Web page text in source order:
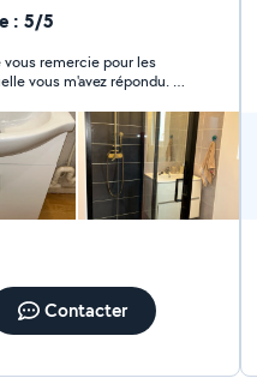
: 5/5
vous remercie pour les
vous m'avez répondu. Je
Contacter